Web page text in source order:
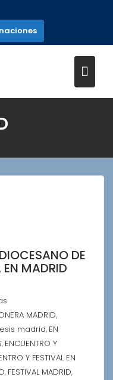
DE
MADRID
MADRID,
madrid, EN
, ENCUENTRO Y
Y FESTIVAL EN
, FESTIVAL MADRID,